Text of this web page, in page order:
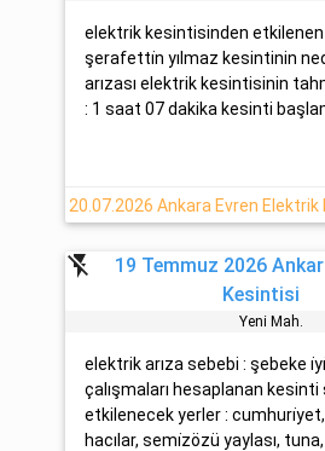
elektrik kesintisinden etkilenen
şerafetti̇n yılmaz kesintinin
arızası elektrik kesintisinin
: 1 saat 07 dakika kesinti
flash_off
19 Temmuz 2026
Kesintisi
Yeni̇ Mah.
elektrik arıza sebebi : şebeke
çalışmaları hesaplanan
etkilenecek yerler :
hacılar, semi̇zözü yaylası, tuna,